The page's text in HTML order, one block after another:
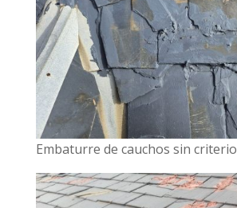
Embaturre de cauchos sin criterio